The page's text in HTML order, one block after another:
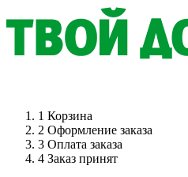
1 Корзина
2 Оформление заказа
3 Оплата заказа
4 Заказ принят